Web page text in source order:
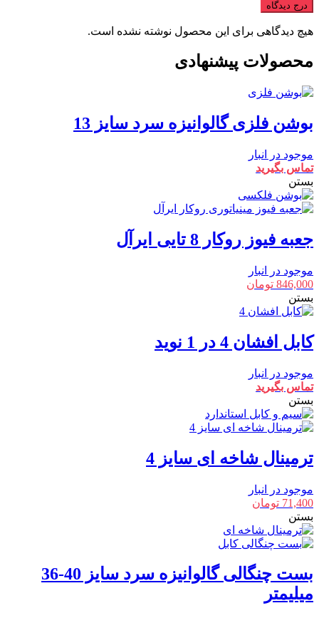
درج دیدگاه
هیچ دیدگاهی برای این محصول نوشته نشده است.
محصولات پیشنهادی
بوشن فلزی گالوانیزه سرد سایز 13
موجود در انبار
تماس بگیرید
بستن
جعبه فیوز روکار 8 تایی ایرآل
موجود در انبار
846,000 تومان
بستن
کابل افشان 4 در 1 نوید
موجود در انبار
تماس بگیرید
بستن
ترمینال شاخه ای سایز 4
موجود در انبار
71,400 تومان
بستن
بست چنگالی گالوانیزه سرد سایز 40-36
میلیمتر